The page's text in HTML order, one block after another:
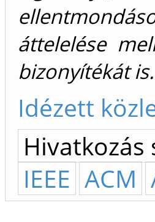
áttelelése
bizonyítékát is.
Idézett
Hivatkozás
IEEE ACM